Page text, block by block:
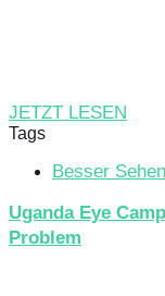
JETZT LESEN
Tags
Besser Sehen
Uganda Eye
Problem